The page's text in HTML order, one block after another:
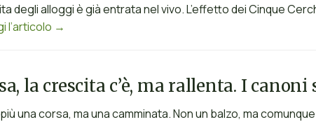
degli alloggi è già entrata nel vivo. L’effetto dei Cinque
l’articolo →
la crescita c’è, ma rallenta. I
una corsa, ma una camminata. Non un balzo, ma